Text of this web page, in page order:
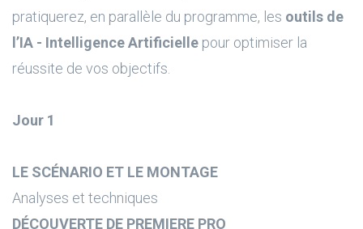
pratiquerez, en parallèle du programme, les outils de
l’IA - Intelligence Artificielle pour optimiser la
réussite de vos objectifs.
Jour 1
LE SCÉNARIO ET LE MONTAGE
Analyses et techniques
DÉCOUVERTE DE PREMIERE PRO